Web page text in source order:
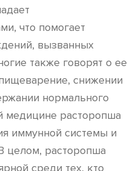
что помогает
вызванных
также говорят о ее
снижении
нормального
медицине расторопша
иммунной системы и
целом, расторопша
среди тех, кто